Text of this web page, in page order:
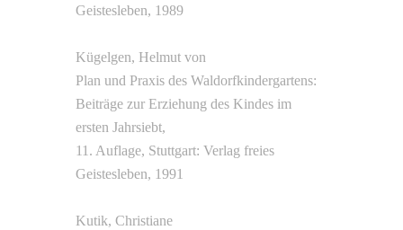
Geistesleben, 1989
Kügelgen, Helmut von
Plan und Praxis des Waldorfkindergartens:
Beiträge zur Erziehung des Kindes im
ersten Jahrsiebt,
11. Auflage, Stuttgart: Verlag freies
Geistesleben, 1991
Kutik, Christiane